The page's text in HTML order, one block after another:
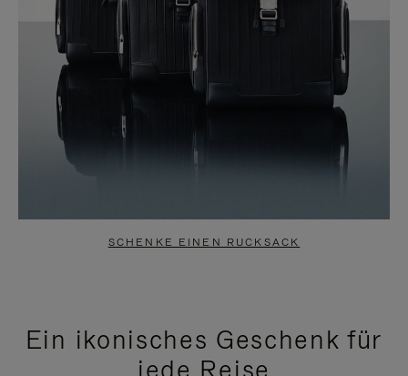
SCHENKE EINEN RUCKSACK
Ein ikonisches Geschenk für